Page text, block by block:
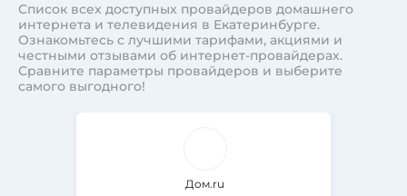
Список всех доступных провайдеров домашнего
интернета и телевидения в Екатеринбурге.
Ознакомьтесь с лучшими тарифами, акциями и
честными отзывами об интернет-провайдерах.
Сравните параметры провайдеров и выберите
самого выгодного!
Дом.ru